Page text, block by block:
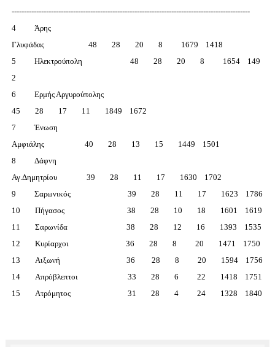
-------------------------------------------------------------------------------------------------
4 Άρης
Γλυφάδας 48 28 20 8 1679 1418
5 Ηλεκτρούπολη 48 28 20 8 1654 149
2
6 Ερμής Αργυρούπολης
45 28 17 11 1849 1672
7 Ένωση
Αμφιάλης 40 28 13 15 1449 1501
8 Δάφνη
Αγ.Δημητρίου 39 28 11 17 1630 1702
9 Σαρωνικός 39 28 11 17 1623 1786
10 Πήγασος 38 28 10 18 1601 1619
11 Σαρωνίδα 38 28 12 16 1393 1535
12 Κυρίαρχοι 36 28 8 20 1471 1750
13 Αιξωνή 36 28 8 20 1594 1756
14 Απρόβλεπτοι 33 28 6 22 1418 1751
15 Ατρόμητος 31 28 4 24 1328 1840